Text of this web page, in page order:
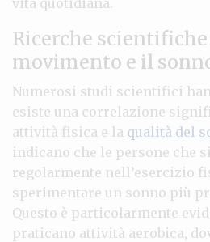
Ricerche scientifiche
movimento e il
Numerosi studi scientifici
esiste una correlazione
attività fisica e la qualità del
indicano che le persone che
regolarmente nell’esercizio
sperimentare un sonno più
Questo è particolarmente
praticano attività aerobica,